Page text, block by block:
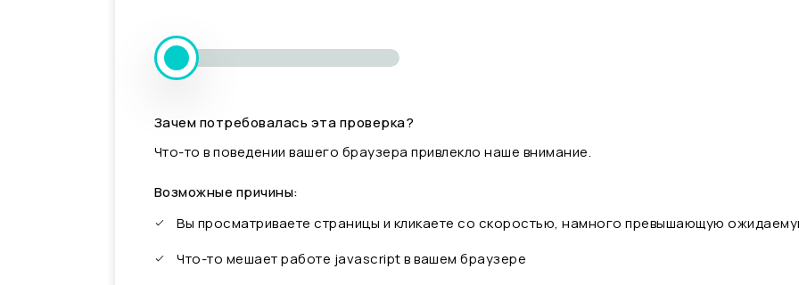
Зачем потребовалась эта проверка?
Что-то в поведении вашего браузера привлекло наше внимание.
Возможные причины:
Вы просматриваете страницы и кликаете со скоростью, намного превышающую
Что-то мешает работе javascript в вашем браузере